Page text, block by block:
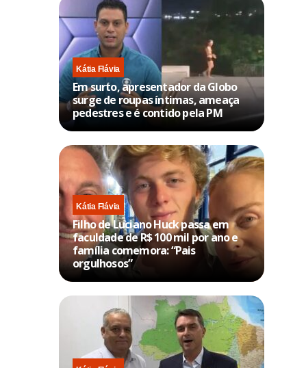
Kátia Flávia
Em surto, apresentador da Globo
surge de roupas íntimas, ameaça
pedestres e é contido pela PM
Kátia Flávia
Filho de Luciano Huck passa em
faculdade de R$ 100 mil por ano e
família comemora: “Pais
orgulhosos”